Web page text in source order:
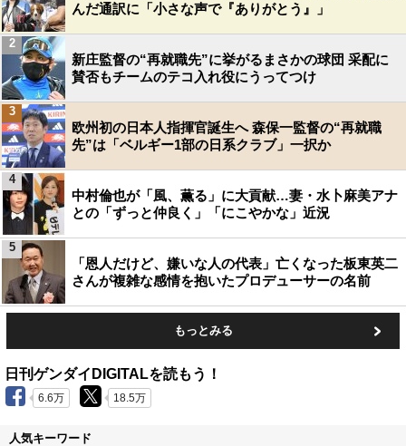
んだ通訳に「小さな声で『ありがとう』」
新庄監督の“再就職先”に挙がるまさかの球団 采配に
賛否もチームのテコ入れ役にうってつけ
2
欧州初の日本人指揮官誕生へ 森保一監督の“再就職
先”は「ベルギー1部の日系クラブ」一択か
3
中村倫也が「風、薫る」に大貢献…妻・水卜麻美アナ
との「ずっと仲良く」「にこやかな」近況
4
「恩人だけど、嫌いな人の代表」亡くなった板東英二
さんが複雑な感情を抱いたプロデューサーの名前
5
もっとみる
日刊ゲンダイDIGITALを読もう！
6.6万 18.5万
人気キーワード